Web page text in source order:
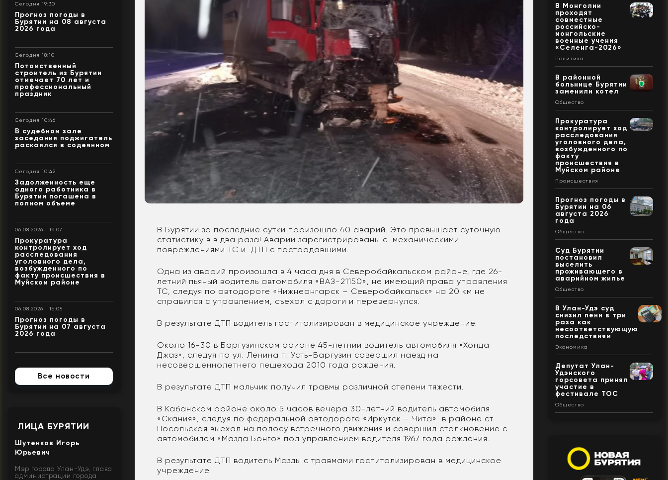
Сегодня 19:30
Прогноз погоды в
Бурятии на 08 августа
2026 года
Сегодня 18:10
Потомственный
строитель из Бурятии
отмечает 70 лет и
профессиональный
праздник
Сегодня 10:46
В судебном зале
заседания поджигатель
раскаялся в содеянном
Сегодня 10:42
Задолженность еще
одного работника в
Бурятии погашена в
полном объеме
06.08.2026 | 19:07
Прокуратура
контролирует ход
расследования
уголовного дела,
возбужденного по
факту происшествия в
Муйском районе
06.08.2026 | 16:05
Прогноз погоды в
Бурятии на 07 августа
2026 года
Все новости
ЛИЦА БУРЯТИИ
Шутенков Игорь
Юрьевич
Мэр города Улан-Удэ, глава
администрации города
В Бурятии за последние сутки произошло 40 аварий. Это превышает суточную
статистику в в два раза! Аварии зарегистрированы с механическими
повреждениями ТС и ДТП с пострадавшими.
Одна из аварий произошла в 4 часа дня в Северобайкальском районе, где 26-
летний пьяный водитель автомобиля «ВАЗ-21150», не имеющий права управления
ТС, следуя по автодороге «Нижнеангарск – Северобайкальск» на 20 км не
справился с управлением, съехал с дороги и перевернулся.
В результате ДТП водитель госпитализирован в медицинское учреждение.
Около 16-30 в Баргузинском районе 45-летний водитель автомобиля «Хонда
Джаз», следуя по ул. Ленина п. Усть-Баргузин совершил наезд на
несовершеннолетнего пешехода 2010 года рождения.
В результате ДТП мальчик получил травмы различной степени тяжести.
В Кабанском районе около 5 часов вечера 30-летний водитель автомобиля
«Скания», следуя по федеральной автодороге «Иркутск – Чита» в районе ст.
Посольская выехал на полосу встречного движения и совершил столкновение с
автомобилем «Мазда Бонго» под управлением водителя 1967 года рождения.
В результате ДТП водитель Мазды с травмами госпитализирован в медицинское
учреждение.
В Монголии
проходят
совместные
российско-
монгольские
военные учения
«Селенга-2026»
Политика
В районной
больнице Бурятии
заменили котел
Общество
Прокуратура
контролирует ход
расследования
уголовного дела,
возбужденного по
факту
происшествия в
Муйском районе
Происшествия
Прогноз погоды в
Бурятии на 06
августа 2026
года
Общество
Суд Бурятии
постановил
выселить
проживающего в
аварийном жилье
Общество
В Улан-Удэ суд
снизил пени в три
раза как
несоответствующую
последствиям
Экономика
Депутат Улан-
Удэнского
горсовета принял
участие в
фестивале ТОС
Общество